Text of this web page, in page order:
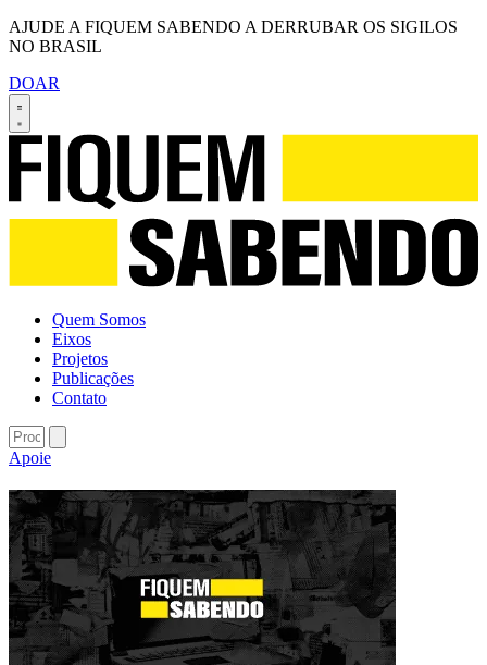
AJUDE A FIQUEM SABENDO A DERRUBAR OS SIGILOS
NO BRASIL
DOAR
Quem Somos
Eixos
Projetos
Publicações
Contato
Apoie